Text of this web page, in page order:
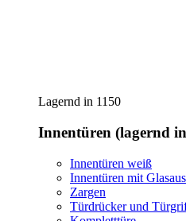
Lagernd in 1150
Innentüren (lagernd
Innentüren weiß
Innentüren mit
Zargen
Türdrücker und